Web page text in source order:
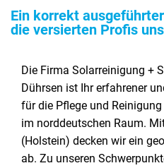
Ein korrekt
die versierten Profis
Die Firma Solarreinigung +
Dührsen ist Ihr erfahrener
für die Pflege und
im norddeutschen Raum.
(Holstein) decken wir ein
ab. Zu unseren